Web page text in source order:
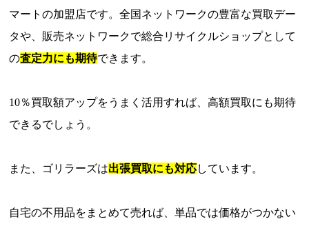
マートの加盟店です。全国ネットワークの豊富な買取デー
タや、販売ネットワークで総合リサイクルショップとして
の査定力にも期待できます。
10％買取額アップをうまく活用すれば、高額買取にも期待
できるでしょう。
また、ゴリラーズは出張買取にも対応しています。
自宅の不用品をまとめて売れば、単品では価格がつかない